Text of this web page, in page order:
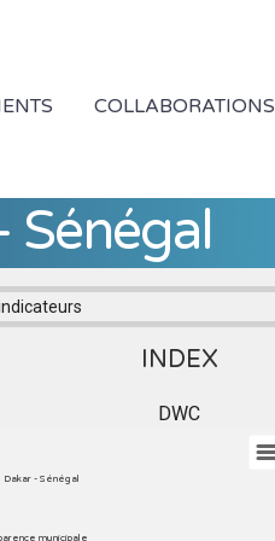
COLLABORATIONS
Sénégal
INDEX
DWC
Dakar - Sénégal
municipale